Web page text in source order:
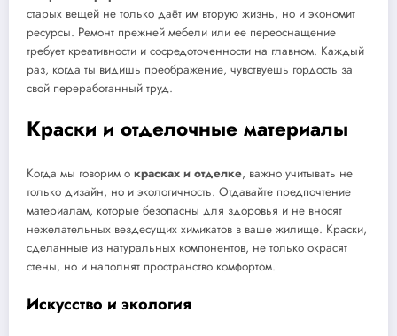
старых вещей не только даёт им вторую жизнь, но и экономит
ресурсы. Ремонт прежней мебели или ее переоснащение
требует креативности и сосредоточенности на главном. Каждый
раз, когда ты видишь преображение, чувствуешь гордость за
свой переработанный труд.
Краски и отделочные материалы
Когда мы говорим о красках и отделке, важно учитывать не
только дизайн, но и экологичность. Отдавайте предпочтение
материалам, которые безопасны для здоровья и не вносят
нежелательных вездесущих химикатов в ваше жилище. Краски,
сделанные из натуральных компонентов, не только окрасят
стены, но и наполнят пространство комфортом.
Искусство и экология